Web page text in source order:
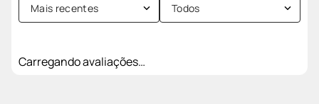
Mais recentes Todos
Carregando avaliações…